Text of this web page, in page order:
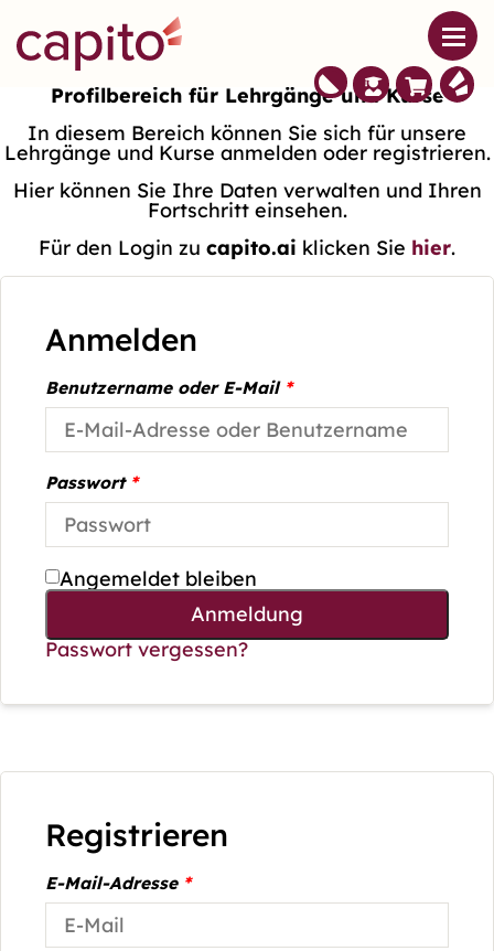
Profilbereich für Lehrgänge und Kurse
In diesem Bereich können Sie sich für unsere
Lehrgänge und Kurse anmelden oder registrieren.
Hier können Sie Ihre Daten verwalten und Ihren
Fortschritt einsehen.
Für den Login zu capito.ai klicken Sie hier.
Anmelden
Benutzername oder E-Mail *
Passwort *
Angemeldet bleiben
Anmeldung
Passwort vergessen?
Registrieren
E-Mail-Adresse *